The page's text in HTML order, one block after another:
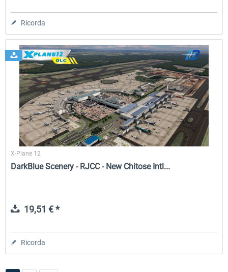
Ricorda
X-Plane 12
DarkBlue Scenery - RJCC - New Chitose Intl...
19,51 € *
Ricorda